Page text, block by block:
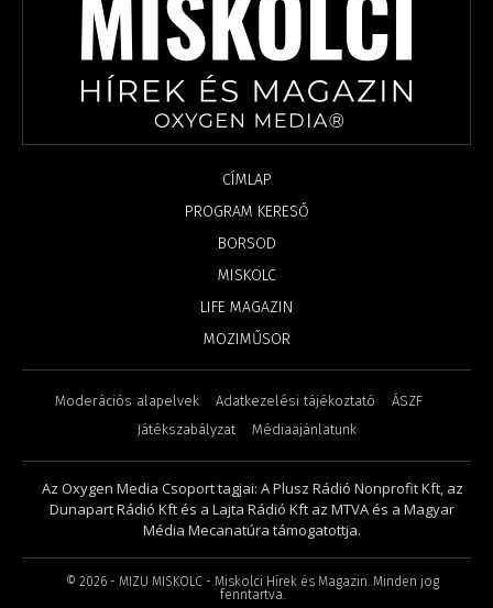
CÍMLAP
PROGRAM KERESŐ
BORSOD
MISKOLC
LIFE MAGAZIN
MOZIMŰSOR
Moderációs alapelvek Adatkezelési tájékoztató
ÁSZF
Játékszabályzat
Médiaajánlatunk
Az Oxygen Media Csoport tagjai: A Plusz Rádió Nonprofit Kft, az
Dunapart Rádió Kft és a Lajta Rádió Kft az MTVA és a Magyar
Média Mecanatúra támogatottja.
© 2026- MIZU MISKOLC - Miskolci Hírek és Magazin. Minden jog
fenntartva.